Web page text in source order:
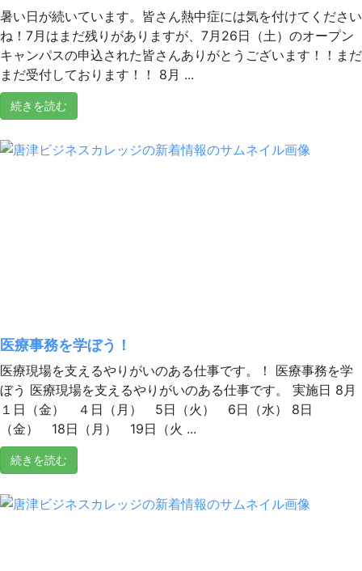
暑い日が続いています。皆さん熱中症には気を付けてください
ね！7月はまだ残りがありますが、7月26日（土）のオープン
キャンパスの申込された皆さんありがとうございます！！まだ
まだ受付しております！！ 8月 ...
続きを読む
医療事務を学ぼう！
医療現場を支えるやりがいのある仕事です。！ 医療事務を学
ぼう 医療現場を支えるやりがいのある仕事です。 実施日 8月
１日（金） ４日（月） 5日（火） 6日（水） 8日
（金） 18日（月） 19日（火 ...
続きを読む